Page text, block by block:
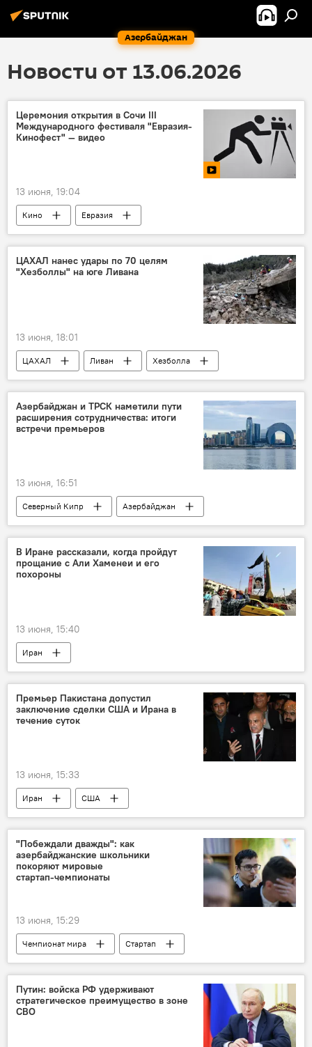
Азербайджан
Новости от 13.06.2026
Церемония открытия в Сочи III
Международного фестиваля "Евразия-
Кинофест" — видео
13 июня, 19:04
Кино Евразия
ЦАХАЛ нанес удары по 70 целям
"Хезболлы" на юге Ливана
13 июня, 18:01
ЦАХАЛ Ливан
Хезболла
атака
Азербайджан и ТРСК наметили пути
расширения сотрудничества: итоги
встречи премьеров
13 июня, 16:51
Северный Кипр
Азербайджан
Али Асадов
Встреча Баку
В Иране рассказали, когда пройдут
прощание с Али Хаменеи и его
похороны
13 июня, 15:40
Иран
Премьер Пакистана допустил
заключение сделки США и Ирана в
течение суток
13 июня, 15:33
Иран
США
Корпус стражей исламской революции (КСИР)
Пакистан
Соглашение
"Побеждали дважды": как
азербайджанские школьники
покоряют мировые
стартап‑чемпионаты
13 июня, 15:29
Чемпионат мира
Стартап
Азербайджан
школьники Золото
Путин: войска РФ удерживают
стратегическое преимущество в зоне
СВО